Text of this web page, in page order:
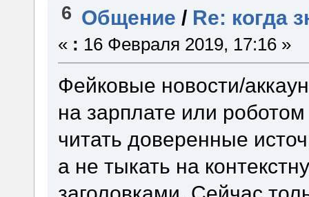
6 Общение / Re: когда
« : 16 Февраля 2019, 17:16 »
Фейковые новости/
на зарплате или
читать доверенные
а не тыкать на